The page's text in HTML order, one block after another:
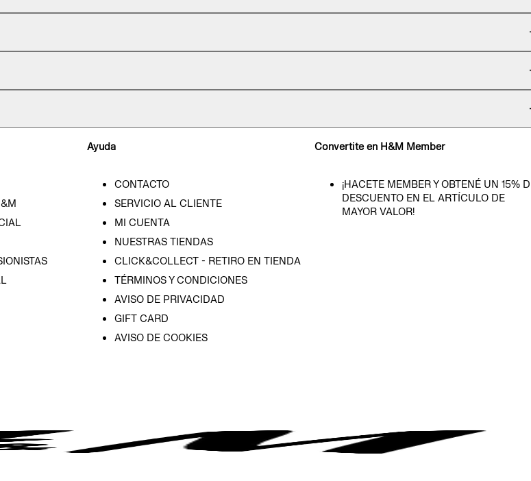
Ayuda
CONTACTO
SERVICIO AL CLIENTE
MI CUENTA
NUESTRAS TIENDAS
CLICK&COLLECT - RETIRO EN TIENDA
TÉRMINOS Y CONDICIONES
AVISO DE PRIVACIDAD
GIFT CARD
AVISO DE COOKIES
Convertite en H&M Member
¡HACETE MEMBER Y OBTENÉ UN 15%
DESCUENTO EN EL ARTÍCULO DE
MAYOR VALOR!